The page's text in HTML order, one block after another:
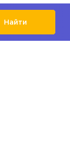
Найти